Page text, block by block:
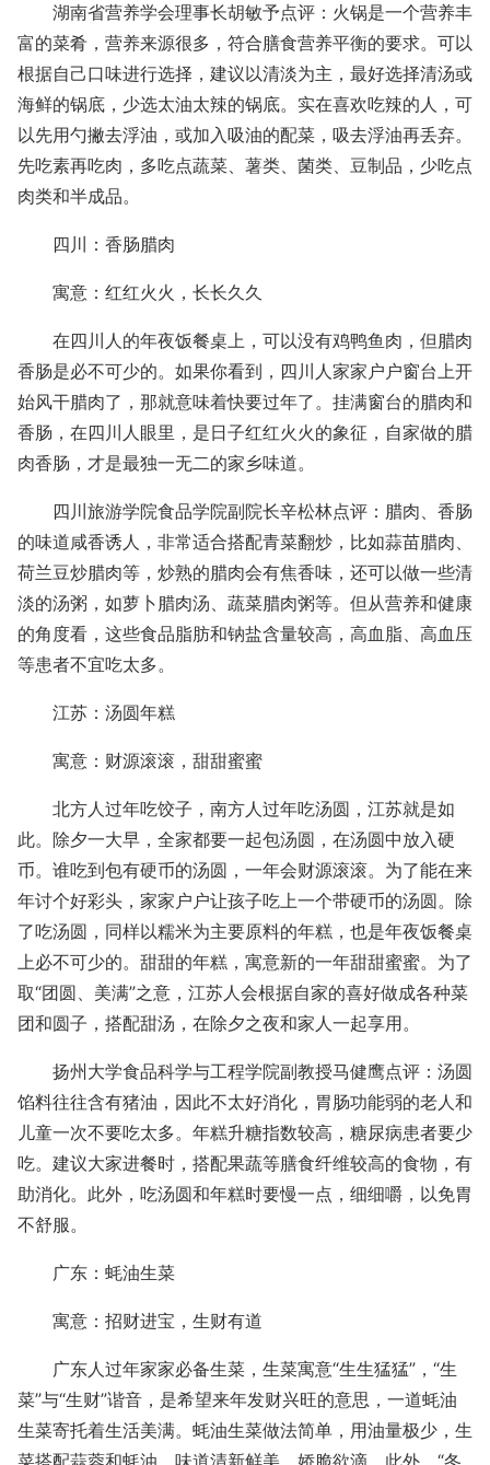
湖南省营养学会理事长胡敏予点评：火锅是一个营养丰
富的菜肴，营养来源很多，符合膳食营养平衡的要求。可以
根据自己口味进行选择，建议以清淡为主，最好选择清汤或
海鲜的锅底，少选太油太辣的锅底。实在喜欢吃辣的人，可
以先用勺撇去浮油，或加入吸油的配菜，吸去浮油再丢弃。
先吃素再吃肉，多吃点蔬菜、薯类、菌类、豆制品，少吃点
肉类和半成品。
四川：香肠腊肉
寓意：红红火火，长长久久
在四川人的年夜饭餐桌上，可以没有鸡鸭鱼肉，但腊肉
香肠是必不可少的。如果你看到，四川人家家户户窗台上开
始风干腊肉了，那就意味着快要过年了。挂满窗台的腊肉和
香肠，在四川人眼里，是日子红红火火的象征，自家做的腊
肉香肠，才是最独一无二的家乡味道。
四川旅游学院食品学院副院长辛松林点评：腊肉、香肠
的味道咸香诱人，非常适合搭配青菜翻炒，比如蒜苗腊肉、
荷兰豆炒腊肉等，炒熟的腊肉会有焦香味，还可以做一些清
淡的汤粥，如萝卜腊肉汤、蔬菜腊肉粥等。但从营养和健康
的角度看，这些食品脂肪和钠盐含量较高，高血脂、高血压
等患者不宜吃太多。
江苏：汤圆年糕
寓意：财源滚滚，甜甜蜜蜜
北方人过年吃饺子，南方人过年吃汤圆，江苏就是如
此。除夕一大早，全家都要一起包汤圆，在汤圆中放入硬
币。谁吃到包有硬币的汤圆，一年会财源滚滚。为了能在来
年讨个好彩头，家家户户让孩子吃上一个带硬币的汤圆。除
了吃汤圆，同样以糯米为主要原料的年糕，也是年夜饭餐桌
上必不可少的。甜甜的年糕，寓意新的一年甜甜蜜蜜。为了
取“团圆、美满”之意，江苏人会根据自家的喜好做成各种菜
团和圆子，搭配甜汤，在除夕之夜和家人一起享用。
扬州大学食品科学与工程学院副教授马健鹰点评：汤圆
馅料往往含有猪油，因此不太好消化，胃肠功能弱的老人和
儿童一次不要吃太多。年糕升糖指数较高，糖尿病患者要少
吃。建议大家进餐时，搭配果蔬等膳食纤维较高的食物，有
助消化。此外，吃汤圆和年糕时要慢一点，细细嚼，以免胃
不舒服。
广东：蚝油生菜
寓意：招财进宝，生财有道
广东人过年家家必备生菜，生菜寓意“生生猛猛”，“生
菜”与“生财”谐音，是希望来年发财兴旺的意思，一道蚝油
生菜寄托着生活美满。蚝油生菜做法简单，用油量极少，生
菜搭配蒜蓉和蚝油，味道清新鲜美，娇脆欲滴。此外，“冬